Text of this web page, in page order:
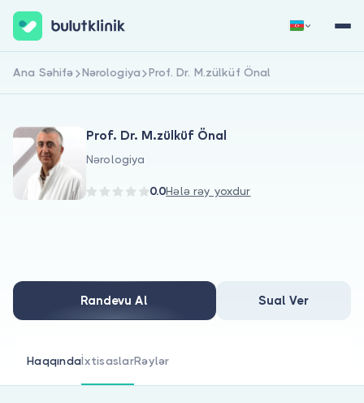
Həkimlər üçün
Həkim siniz?
Qeydiyyat Daxil Ol
Ana Səhifə Nərologiya Prof. Dr. M.zülküf Önal
Prof. Dr. M.zülküf Önal
Nərologiya
0.0Hələ rəy yoxdur
Randevu Al Sual Ver
HaqqındaİxtisaslarRəylər